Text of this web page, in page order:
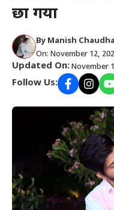
छा गया
By Manish
On: November 12,
Updated On:November
Follow Us: